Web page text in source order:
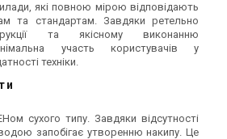
які повною мірою відповідають
та стандартам. Завдяки ретельно
та якісному виконанню
участь користувачів у
техніки.
сухого типу. Завдяки відсутності
запобігає утворенню накипу. Це